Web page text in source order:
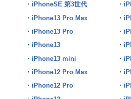
・iPhoneSE 第3世代
・iPhone13 Pro Max
・iPhone13 Pro
・iPhone13
・iPhone13 mini
・iPhone12 Pro Max
・iPhone12 Pro
・
・
・
・
・
・
・